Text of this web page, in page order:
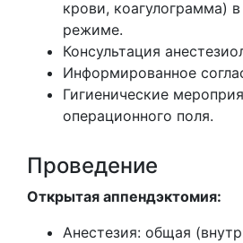
крови, коагулограмма)
режиме.
Консультация
Информированное
Гигиенические
операционного поля.
Проведение
Открытая аппендэктомия:
Анестезия: общая